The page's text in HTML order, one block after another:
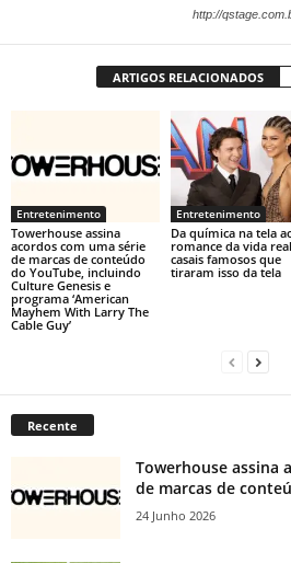
http://
ARTIGOS RELACIONADOS
Entretenimento
Towerhouse assina
acordos com uma série
de marcas de conteúdo
do YouTube, incluindo
Culture Genesis e
programa ‘American
Mayhem With Larry The
Cable Guy’
Entretenimento
Da química na tela
romance da vida
casais famosos que
tiraram isso da tela
Recente
Towerhouse assina
de marcas de
24 Junho 2026